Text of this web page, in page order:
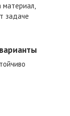
задаче